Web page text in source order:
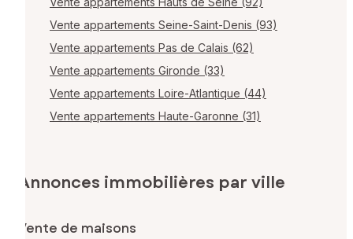
Vente appartements Seine-Saint-Denis (93)
Vente appartements Pas de Calais (62)
Vente appartements Gironde (33)
Vente appartements Loire-Atlantique (44)
Vente appartements Haute-Garonne (31)
Annonces immobilières par ville
Vente de maisons